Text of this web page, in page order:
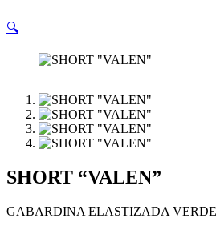
🔍
SHORT “VALEN”
GABARDINA ELASTIZADA VERDE